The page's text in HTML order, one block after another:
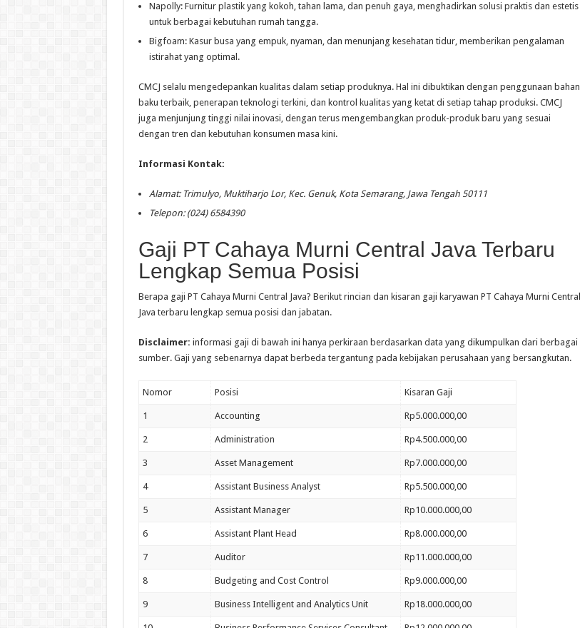
Napolly: Furnitur plastik yang kokoh, tahan lama, dan penuh gaya, menghadirkan solusi praktis dan estetis
untuk berbagai kebutuhan rumah tangga.
Bigfoam: Kasur busa yang empuk, nyaman, dan menunjang kesehatan tidur, memberikan pengalaman
istirahat yang optimal.
CMCJ selalu mengedepankan kualitas dalam setiap produknya. Hal ini dibuktikan dengan penggunaan bahan
baku terbaik, penerapan teknologi terkini, dan kontrol kualitas yang ketat di setiap tahap produksi. CMCJ
juga menjunjung tinggi nilai inovasi, dengan terus mengembangkan produk-produk baru yang sesuai
dengan tren dan kebutuhan konsumen masa kini.
Informasi Kontak:
Alamat: Trimulyo, Muktiharjo Lor, Kec. Genuk, Kota Semarang, Jawa Tengah 50111
Telepon: (024) 6584390
Gaji PT Cahaya Murni Central Java Terbaru
Lengkap Semua Posisi
Berapa gaji PT Cahaya Murni Central Java? Berikut rincian dan kisaran gaji karyawan PT Cahaya Murni Central
Java terbaru lengkap semua posisi dan jabatan.
Disclaimer: informasi gaji di bawah ini hanya perkiraan berdasarkan data yang dikumpulkan dari berbagai
sumber. Gaji yang sebenarnya dapat berbeda tergantung pada kebijakan perusahaan yang bersangkutan.
Nomor Posisi Kisaran Gaji
1 Accounting Rp5.000.000,00
2 Administration Rp4.500.000,00
3 Asset Management Rp7.000.000,00
4 Assistant Business Analyst Rp5.500.000,00
5 Assistant Manager Rp10.000.000,00
6 Assistant Plant Head Rp8.000.000,00
7 Auditor Rp11.000.000,00
8 Budgeting and Cost Control Rp9.000.000,00
9 Business Intelligent and Analytics Unit Rp18.000.000,00